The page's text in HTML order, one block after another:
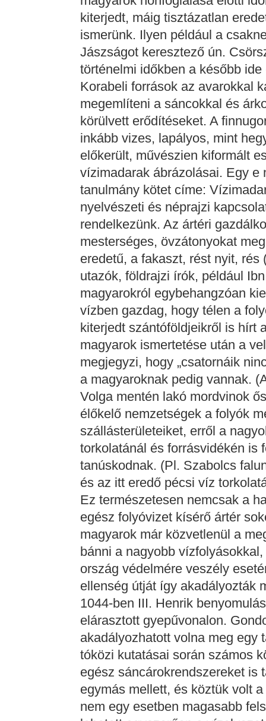
kiterjedt, máig tisztázatlan
ismerünk. Ilyen például a
Jászságot keresztező ún.
történelmi időkben a később
Korabeli források az avarokkal
megemlíteni a sáncokkal és
körülvett erődítéseket. A
inkább vizes, lapályos, mint
előkerült, művészien kiformált
vízimadarak ábrázolásai. Egy e
tanulmány kötet címe:
nyelvészeti és néprajzi
rendelkezünk. Az ártéri
mesterséges, övzátonyokat
eredetű, a fakaszt, rést nyit, rés
utazók, földrajzi írók, például
magyarokról egybehangzóan
vízben gazdag, hogy télen a
kiterjedt szántóföldjeikről is hírt
magyarok ismertetése után a
megjegyzi, hogy „csatornáik
a magyaroknak pedig vannak.
Volga mentén lakó mordvinok
élőkelő nemzetségek a folyók
szállásterületeiket, erről a
torkolatánál és forrásvidékén is
tanúskodnak. (Pl. Szabolcs
és az itt eredő pécsi víz
Ez természetesen nemcsak a
egész folyóvizet kísérő ártér
magyarok már közvetlenül a
bánni a nagyobb
ország védelmére veszély
ellenség útját így akadályozták
1044-ben III. Henrik
elárasztott gyepűvonalon.
akadályozhatott volna meg egy
tóközi kutatásai során számos
egész sáncárokrendszereket is
egymás mellett, és köztük volt
nem egy esetben magasabb